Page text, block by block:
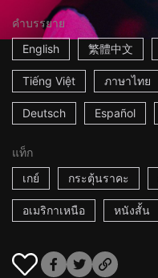
คำบรรยาย
English
繁體中文
Tiếng Việt ภาษาไทย
Deutsch Español
แท็ก
เกย์
กระตุ้นราคะ
อเมริกาเหนือ หนังสั้น